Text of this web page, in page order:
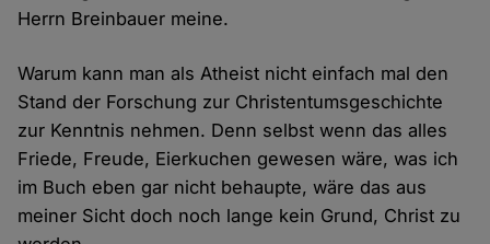
Herrn Breinbauer meine.
Warum kann man als Atheist nicht einfach mal den
Stand der Forschung zur Christentumsgeschichte
zur Kenntnis nehmen. Denn selbst wenn das alles
Friede, Freude, Eierkuchen gewesen wäre, was ich
im Buch eben gar nicht behaupte, wäre das aus
meiner Sicht doch noch lange kein Grund, Christ zu